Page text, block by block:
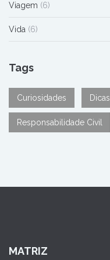
Viagem (6)
Vida (6)
Tags
Curiosidades Dicas
Responsabilidade Civil
MATRIZ